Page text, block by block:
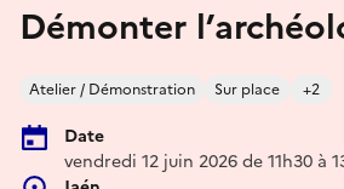
Démonter
Atelier / Démonstration Sur place +2
Date
vendredi 12 juin 2026 de 11h30 à